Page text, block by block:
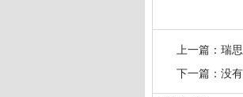
上一篇： 瑞
下一篇：没